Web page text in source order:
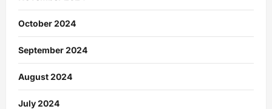
October 2024
September 2024
August 2024
July 2024